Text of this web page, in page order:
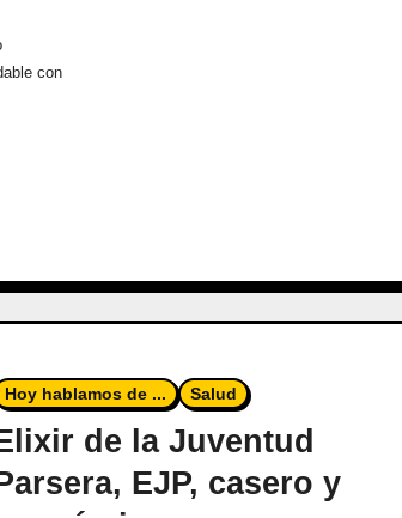
con
Hoy hablamos de ... Salud
de la Juventud
EJP, casero y